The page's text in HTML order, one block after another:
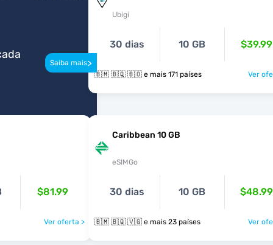
Saiba mais>
Ubigi
30 dias 10 GB $39.99
🇧🇲 🇧🇶 🇧🇴 e mais 171 países Ver
$81.99
Ver oferta >
Caribbean 10 GB
eSIMGo
30 dias 10 GB $48.99
🇧🇲 🇧🇶 🇻🇬 e mais 23 países Ver